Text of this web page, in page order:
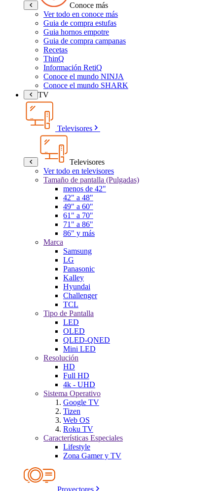
Conoce más
Ver todo en conoce más
Guia de compra estufas
Guia hornos empotre
Guia de compra campanas
Recetas
ThinQ
Información RetiQ
Conoce el mundo NINJA
Conoce el mundo SHARK
TV
Televisores
Televisores
Ver todo en televisores
Tamaño de pantalla (Pulgadas)
menos de 42"
42" a 48"
49" a 60"
61" a 70"
71" a 86"
86" y más
Marca
Samsung
LG
Panasonic
Kalley
Hyundai
Challenger
TCL
Tipo de Pantalla
LED
OLED
QLED-QNED
Mini LED
Resolución
HD
Full HD
4k - UHD
Sistema Operativo
Google TV
Tizen
Web OS
Roku TV
Características Especiales
Lifestyle
Zona Gamer y TV
Proyectores